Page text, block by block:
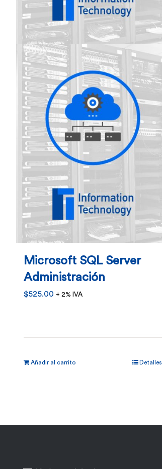
Microsoft SQL Server
Administración
$525.00 + 2% IVA
Añadir al carrito Detalles